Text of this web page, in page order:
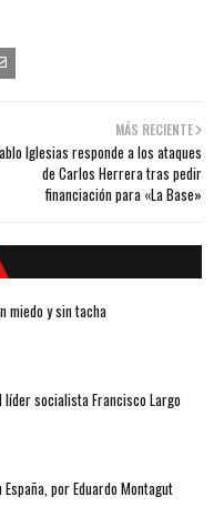
MÁS RECIENTE
Iglesias responde a los ataques
de Carlos Herrera tras pedir
financiación para «La Base»
miedo y sin tacha
socialista Francisco Largo
por Eduardo Montagut